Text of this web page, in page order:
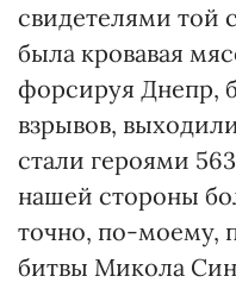
свидетелями той
была кровавая
форсируя Днепр,
взрывов,
стали героями
нашей стороны
точно, по-моему,
битвы Микола